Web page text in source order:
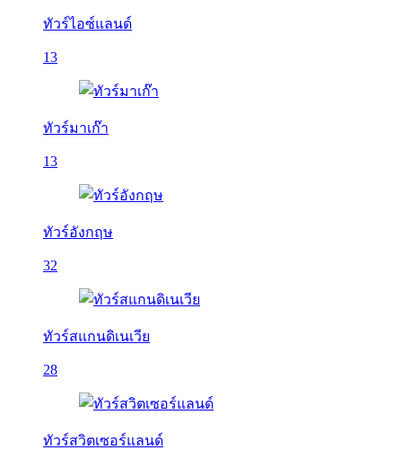
ทัวร์ไอซ์แลนด์
13
ทัวร์มาเก๊า
13
ทัวร์อังกฤษ
32
ทัวร์สแกนดิเนเวีย
28
ทัวร์สวิตเซอร์แลนด์